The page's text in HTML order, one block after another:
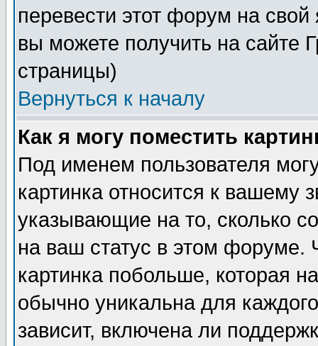
перевести этот форум на
вы можете получить на сайте
страницы)
Вернуться к началу
Как я могу поместить
Под именем пользователя
картинка относится к вашему
указывающие на то, сколько
на ваш статус в этом форуме.
картинка побольше, которая
обычно уникальна для
зависит, включена ли